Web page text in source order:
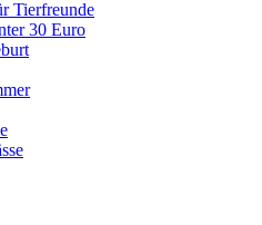
Tierfreunde
30 Euro